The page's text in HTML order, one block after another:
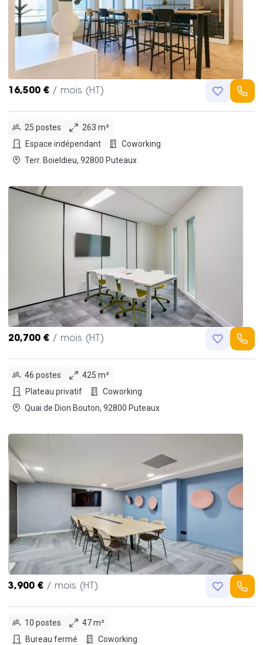
16,500 € / mois (HT)
25 postes
263 m²
Espace indépendant
Coworking
Terr. Boieldieu, 92800 Puteaux
20,700 € / mois (HT)
46 postes
425 m²
Plateau privatif
Coworking
Quai de Dion Bouton, 92800 Puteaux
3,900 € / mois (HT)
10 postes
47 m²
Bureau fermé
Coworking